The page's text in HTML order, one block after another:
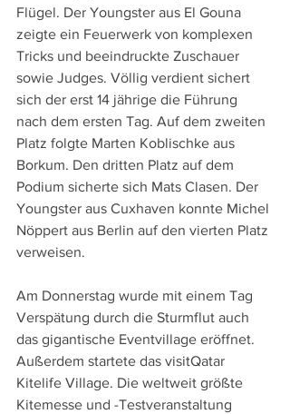
Flügel. Der Youngster aus El Gouna
zeigte ein Feuerwerk von komplexen
Tricks und beeindruckte Zuschauer
sowie Judges. Völlig verdient sichert
sich der erst 14 jährige die Führung
nach dem ersten Tag. Auf dem zweiten
Platz folgte Marten Koblischke aus
Borkum. Den dritten Platz auf dem
Podium sicherte sich Mats Clasen. Der
Youngster aus Cuxhaven konnte Michel
Nöppert aus Berlin auf den vierten Platz
verweisen.
Am Donnerstag wurde mit einem Tag
Verspätung durch die Sturmflut auch
das gigantische Eventvillage eröffnet.
Außerdem startete das visitQatar
Kitelife Village. Die weltweit größte
Kitemesse und -Testveranstaltung